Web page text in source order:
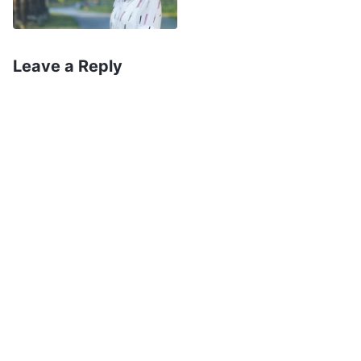
tragam za istinom i razmišljam o sebi. Pročitala
bi trebalo da budu komponente čovekove
Leave a Reply